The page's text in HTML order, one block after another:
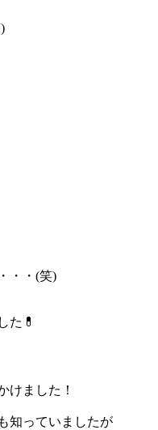
・・(笑)
た💊
けました！
知っていましたが